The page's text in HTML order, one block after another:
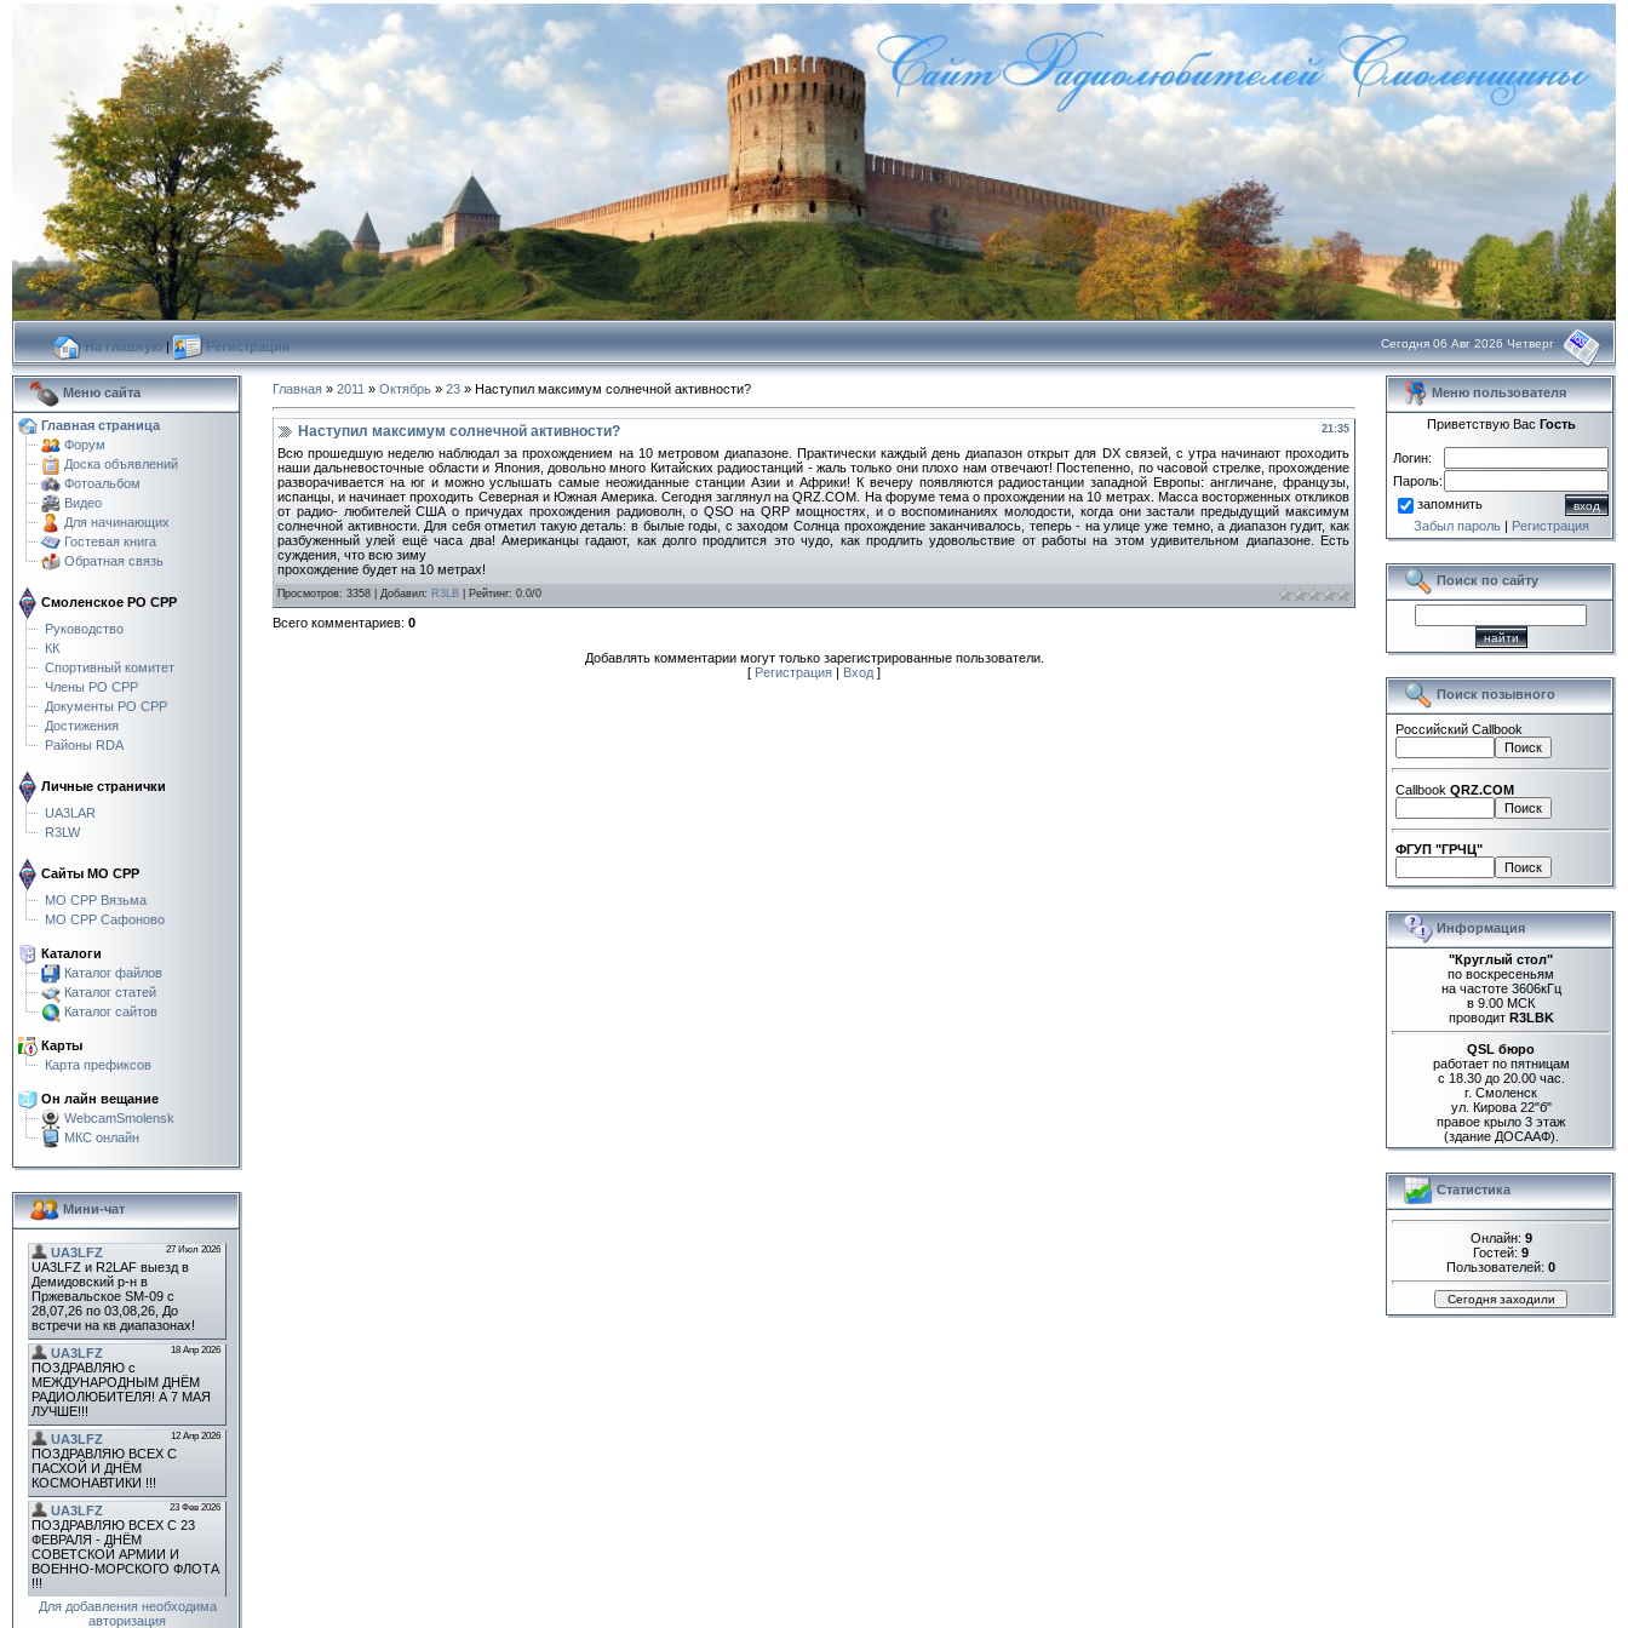
На главную| Регистрация Сегодня 06 Авг 2026 Четверг
Меню сайта
Главная страница
Форум
Доска объявлений
Фотоальбом
Видео
Для начинающих
Гостевая книга
Обратная связь
Смоленское РО СРР
Руководство
КК
Спортивный комитет
Члены РО СРР
Документы РО СРР
Достижения
Районы RDA
Личные странички
UA3LAR
R3LW
Сайты МО СРР
МО СРР Вязьма
МО СРР Сафоново
Каталоги
Каталог файлов
Каталог статей
Каталог сайтов
Карты
Карта префиксов
Он лайн вещание
WebcamSmolensk
МКС онлайн
Мини-чат
Для добавления необходима
авторизация
Главная » 2011 » Октябрь » 23 » Наступил максимум солнечной активности?
21:35
Наступил максимум солнечной активности?
Всю прошедшую неделю наблюдал за прохождением на 10 метровом диапазоне. Практически каждый день диапазон открыт для DX связей, с утра начинают проходить
наши дальневосточные области и Япония, довольно много Китайских радиостанций - жаль только они плохо нам отвечают! Постепенно, по часовой стрелке, прохождение
разворачивается на юг и можно услышать самые неожиданные станции Азии и Африки! К вечеру появляются радиостанции западной Европы: англичане, французы,
испанцы, и начинает проходить Северная и Южная Америка. Сегодня заглянул на QRZ.COM. На форуме тема о прохождении на 10 метрах. Масса восторженных откликов
от радио- любителей США о причудах прохождения радиоволн, о QSO на QRP мощностях, и о воспоминаниях молодости, когда они застали предыдущий максимум
солнечной активности. Для себя отметил такую деталь: в былые годы, с заходом Солнца прохождение заканчивалось, теперь - на улице уже темно, а диапазон гудит, как
разбуженный улей ещё часа два! Американцы гадают, как долго продлится это чудо, как продлить удовольствие от работы на этом удивительном диапазоне. Есть
суждения, что всю зиму
прохождение будет на 10 метрах!
Просмотров: 3358 Добавил: R3LB Рейтинг: 0.0/0
Всего комментариев: 0
Добавлять комментарии могут только зарегистрированные пользователи.
[ Регистрация | Вход ]
Меню пользователя
Приветствую Вас Гость
Логин:
Пароль:
запомнить
Забыл пароль| Регистрация
Поиск по сайту
Поиск позывного
Российский Callbook
Callbook QRZ.COM
ФГУП "ГРЧЦ"
Информация
"Круглый стол"
по воскресеньям
на частоте 3606кГц
в 9.00 МСК
проводит R3LBK
QSL бюро
работает по пятницам
с 18.30 до 20.00 час.
г. Смоленск
ул. Кирова 22"б"
правое крыло 3 этаж
(здание ДОСААФ).
Статистика
Онлайн: 9
Гостей: 9
Пользователей: 0